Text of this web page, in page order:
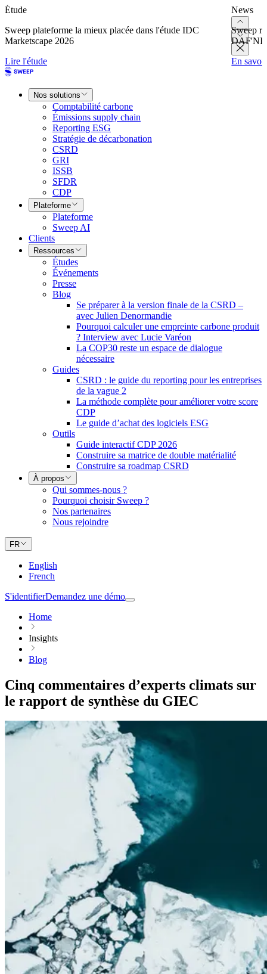
Étude
Sweep plateforme la mieux placée dans l'étude IDC
Marketscape 2026
Lire l'étude
News
Sweep
En
Nos solutions
Comptabilité carbone
Émissions supply chain
Reporting ESG
Stratégie de décarbonation
CSRD
GRI
ISSB
SFDR
CDP
Plateforme
Plateforme
Sweep AI
Clients
Ressources
Études
Événements
Presse
Blog
Se préparer à la version finale de la CSRD –
avec Julien Denormandie
Pourquoi calculer une empreinte carbone produit
? Interview avec Lucie Varéon
La COP30 reste un espace de dialogue
nécessaire
Guides
CSRD : le guide du reporting pour les entreprises
de la vague 2
La méthode complète pour améliorer votre score
CDP
Le guide d’achat des logiciels ESG
Outils
Guide interactif CDP 2026
Construire sa matrice de double matérialité
Construire sa roadmap CSRD
À propos
Qui sommes-nous ?
Pourquoi choisir Sweep ?
Nos partenaires
Nous rejoindre
FR
English
French
S'identifierDemandez une démo
Home
Insights
Blog
Cinq commentaires d’experts climats sur
le rapport de synthèse du GIEC